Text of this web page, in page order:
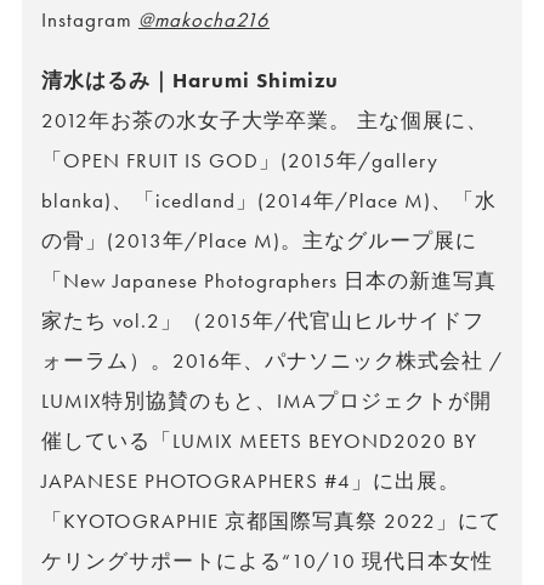
Instagram @makocha216
清水はるみ｜Harumi Shimizu
2012年お茶の水女子大学卒業。 主な個展に、
「OPEN FRUIT IS GOD」(2015年/gallery
blanka)、「icedland」(2014年/Place M)、「水
の骨」(2013年/Place M)。主なグループ展に
「New Japanese Photographers 日本の新進写真
家たち vol.2」（2015年/代官山ヒルサイドフ
ォーラム）。2016年、パナソニック株式会社 /
LUMIX特別協賛のもと、IMAプロジェクトが開
催している「LUMIX MEETS BEYOND2020 BY
JAPANESE PHOTOGRAPHERS #4」に出展。
「KYOTOGRAPHIE 京都国際写真祭 2022」にて
ケリングサポートによる“10/10 現代日本女性